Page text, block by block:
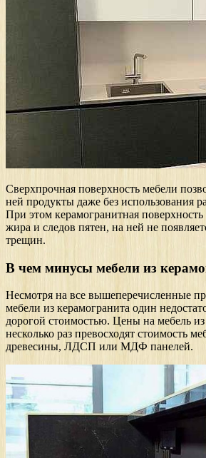
Сверхпрочная поверхность мебели
ней продукты даже без использования
При этом керамогранитная поверхность
жира и следов пятен, на ней не
трещин.
В чем минусы мебели из
Несмотря на все вышеперечисленные
мебели из керамогранита один
дорогой стоимостью. Цены на мебель из
несколько раз превосходят стоимость
древесины, ЛДСП или МДФ панелей.